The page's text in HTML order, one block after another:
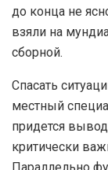
до конца не
взяли на
сборной.
Спасать
местный
придется
критически